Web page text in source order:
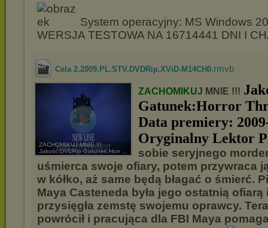
System operacyjny: MS Windows
WERSJA TESTOWA NA 16714441 DNI I
Cela 2.2009.PL.STV.DVDRip.XViD-M14CH0.rmvb
ZACHOMIKUJ MNIE !!!
Jakość:DVDRip Gatunek:Horr ...
ZACHOMIKUJ MNIE !!!
Gatunek:Horror
Data premiery:
Oryginalny Lektor
sobie seryjnego
uśmierca swoje ofiary, potem przywraca
w kółko, aż same będą błagać o śmierć.
Maya Casteneda była jego ostatnią ofiarą
przysięgła zemstę swojemu oprawcy.
powrócił i pracująca dla FBI Maya